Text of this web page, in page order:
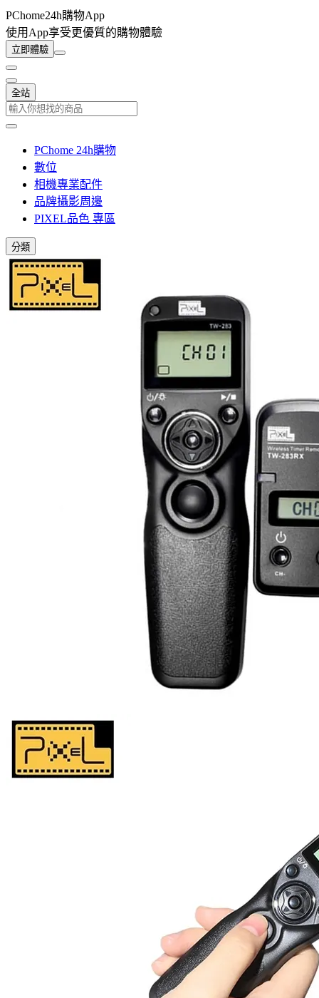
PChome24h購物App
使用App享受更優質的購物體驗
立即體驗
全站
PChome 24h購物
數位
相機專業配件
品牌攝影周邊
PIXEL品色 專區
分類